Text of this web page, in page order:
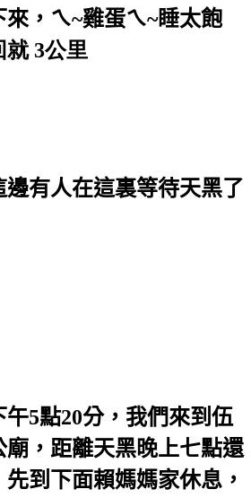
來，ㄟ~雞蛋ㄟ~睡太飽
就 3公里
邊有人在這裏等待天黑了
午5點20分，我們來到伍
廟，距離天黑晚上七點還
到下面賴媽媽家休息，